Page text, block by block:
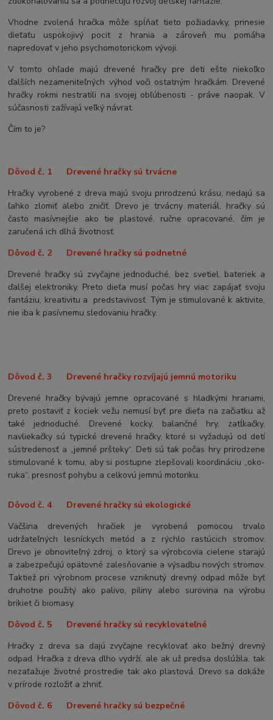
Vhodne zvolená hračka môže spĺňať tieto požiadavky, prinesie
dieťaťu uspokojivý pocit z hrania a zároveň mu pomáha
napredovať v jeho psychomotorickom vývoji.
V tomto ohľade majú drevené hračky pre deti ešte niekoľko
ďalších nezameniteľných výhod voči ostatným hračkám. Drevené
hračky rokmi nestratili na svojej obľúbenosti - práve naopak. V
súčasnosti zažívajú veľký návrat.
Čím to je?
Dôvod č. 1 Drevené hračky sú trvácne
Hračky vyrobené z dreva majú svoju prirodzenú krásu, nedajú sa
ľahko zlomiť alebo zničiť. Drevo je trvácny materiál, hračky sú
často masívnejšie ako tie plastové, ručne opracované, čím je
zaručená ich dlhá životnosť.
Dôvod č. 2 Drevené hračky sú podnetné
Drevené hračky sú zvyčajne jednoduché, bez svetiel, bateriek a
ďalšej elektroniky. Preto dieťa musí počas hry viac zapájať svoju
fantáziu, kreativitu a predstavivosť. Tým je stimulované k aktivite,
nie iba k pasívnemu sledovaniu hračky.
Dôvod č. 3 Drevené hračky rozvíjajú jemnú motoriku
Drevené hračky bývajú jemne opracované s hladkými hranami,
preto postaviť z kociek vežu nemusí byť pre dieťa na začiatku až
také jednoduché. Drevené kocky, balančné hry, zatĺkačky,
navliekačky sú typické drevené hračky, ktoré si vyžadujú od detí
sústredenosť a „jemné pršteky“. Deti sú tak počas hry prirodzene
stimulované k tomu, aby si postupne zlepšovali koordináciu „oko-
ruka“, presnosť pohybu a celkovú jemnú motoriku.
Dôvod č. 4 Drevené hračky sú ekologické
Väčšina drevených hračiek je vyrobená pomocou trvalo
udržateľných lesníckych metód a z rýchlo rastúcich stromov.
Drevo je obnoviteľný zdroj, o ktorý sa výrobcovia cielene starajú
a zabezpečujú opätovné zalesňovanie a výsadbu nových stromov.
Taktiež pri výrobnom procese vzniknutý drevný odpad môže byť
druhotne použitý ako palivo, piliny alebo surovina na výrobu
brikiet či biomasy.
Dôvod č. 5 Drevené hračky sú recyklovateľné
Hračky z dreva sa dajú zvyčajne recyklovať ako bežný drevný
odpad. Hračka z dreva dlho vydrží, ale ak už predsa doslúžila, tak
nezaťažuje životné prostredie tak ako plastová. Drevo sa dokáže
v prírode rozložiť a zhniť.
Dôvod č. 6 Drevené hračky sú bezpečné